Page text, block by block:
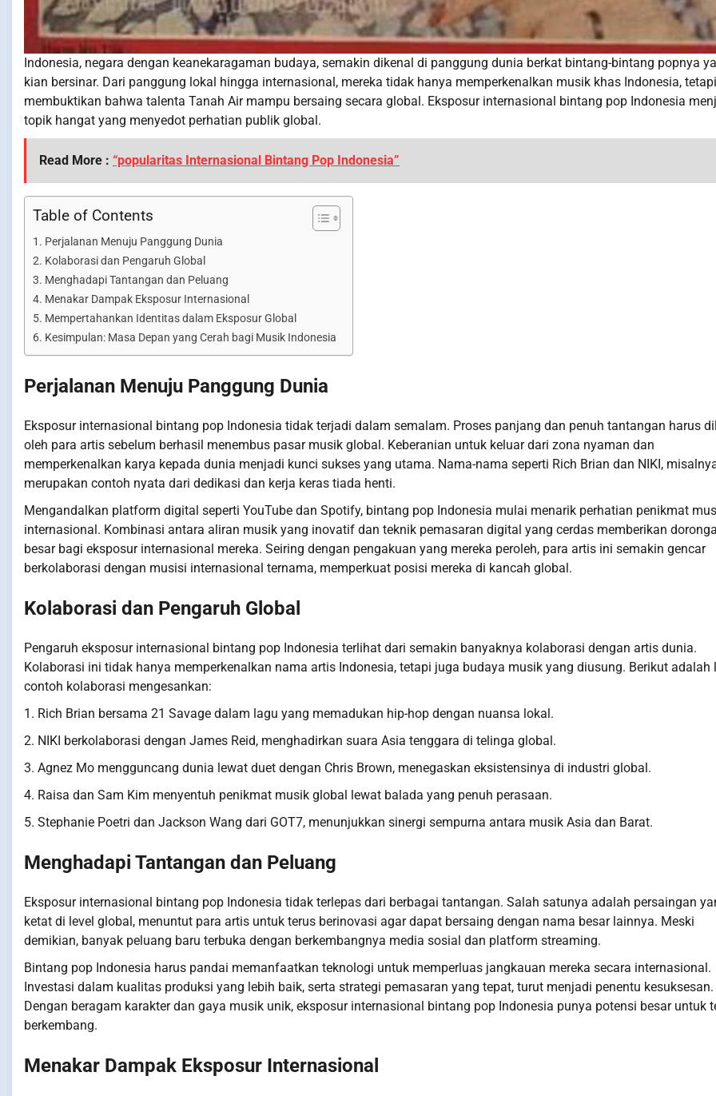
Indonesia, negara dengan keanekaragaman budaya, semakin dikenal di panggung dunia berkat bintang-bintang popnya
kian bersinar. Dari panggung lokal hingga internasional, mereka tidak hanya memperkenalkan musik khas Indonesia,
membuktikan bahwa talenta Tanah Air mampu bersaing secara global. Eksposur internasional bintang pop Indonesia
topik hangat yang menyedot perhatian publik global.
Read More : “popularitas Internasional Bintang Pop Indonesia”
Table of Contents
Perjalanan Menuju Panggung Dunia
Kolaborasi dan Pengaruh Global
Menghadapi Tantangan dan Peluang
Menakar Dampak Eksposur Internasional
Mempertahankan Identitas dalam Eksposur Global
Kesimpulan: Masa Depan yang Cerah bagi Musik Indonesia
Perjalanan Menuju Panggung Dunia
Eksposur internasional bintang pop Indonesia tidak terjadi dalam semalam. Proses panjang dan penuh tantangan harus
oleh para artis sebelum berhasil menembus pasar musik global. Keberanian untuk keluar dari zona nyaman dan
memperkenalkan karya kepada dunia menjadi kunci sukses yang utama. Nama-nama seperti Rich Brian dan NIKI,
merupakan contoh nyata dari dedikasi dan kerja keras tiada henti.
Mengandalkan platform digital seperti YouTube dan Spotify, bintang pop Indonesia mulai menarik perhatian penikmat
internasional. Kombinasi antara aliran musik yang inovatif dan teknik pemasaran digital yang cerdas memberikan
besar bagi eksposur internasional mereka. Seiring dengan pengakuan yang mereka peroleh, para artis ini semakin gencar
berkolaborasi dengan musisi internasional ternama, memperkuat posisi mereka di kancah global.
Kolaborasi dan Pengaruh Global
Pengaruh eksposur internasional bintang pop Indonesia terlihat dari semakin banyaknya kolaborasi dengan artis dunia.
Kolaborasi ini tidak hanya memperkenalkan nama artis Indonesia, tetapi juga budaya musik yang diusung. Berikut adalah
contoh kolaborasi mengesankan:
1. Rich Brian bersama 21 Savage dalam lagu yang memadukan hip-hop dengan nuansa lokal.
2. NIKI berkolaborasi dengan James Reid, menghadirkan suara Asia tenggara di telinga global.
3. Agnez Mo mengguncang dunia lewat duet dengan Chris Brown, menegaskan eksistensinya di industri global.
4. Raisa dan Sam Kim menyentuh penikmat musik global lewat balada yang penuh perasaan.
5. Stephanie Poetri dan Jackson Wang dari GOT7, menunjukkan sinergi sempurna antara musik Asia dan Barat.
Menghadapi Tantangan dan Peluang
Eksposur internasional bintang pop Indonesia tidak terlepas dari berbagai tantangan. Salah satunya adalah persaingan
ketat di level global, menuntut para artis untuk terus berinovasi agar dapat bersaing dengan nama besar lainnya. Meski
demikian, banyak peluang baru terbuka dengan berkembangnya media sosial dan platform streaming.
Bintang pop Indonesia harus pandai memanfaatkan teknologi untuk memperluas jangkauan mereka secara internasional.
Investasi dalam kualitas produksi yang lebih baik, serta strategi pemasaran yang tepat, turut menjadi penentu kesuksesan.
Dengan beragam karakter dan gaya musik unik, eksposur internasional bintang pop Indonesia punya potensi besar untuk
berkembang.
Menakar Dampak Eksposur Internasional